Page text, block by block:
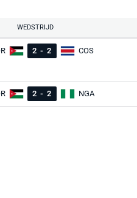
WEDSTRIJD
2 - 2
COS
2 - 2 NGA